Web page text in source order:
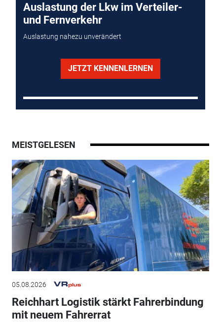
Auslastung der Lkw im Verteiler-
und Fernverkehr
Auslastung nahezu unverändert
JETZT KENNENLERNEN
MEISTGELESEN
05.08.2026
Reichhart Logistik stärkt Fahrerbindung
mit neuem Fahrerrat